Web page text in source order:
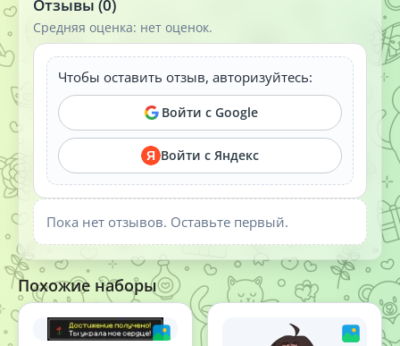
Отзывы (0)
Средняя оценка: нет оценок.
Чтобы оставить отзыв, авторизуйтесь:
Войти с Google
Я Войти с Яндекс
Пока нет отзывов. Оставьте первый.
Похожие наборы